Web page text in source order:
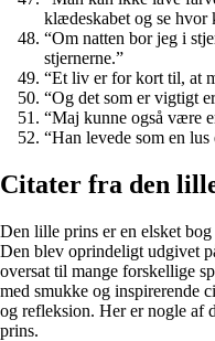
klædeskabet og se hvor
“Om natten bor jeg i
stjernerne.”
“Et liv er for kort til, at
“Og det som er vigtigt
“Maj kunne også være
“Han levede som en lus
Citater fra den
Den lille prins er en elsket
Den blev oprindeligt udgivet
oversat til mange forskellige
med smukke og inspirerende
og refleksion. Her er nogle af
prins.